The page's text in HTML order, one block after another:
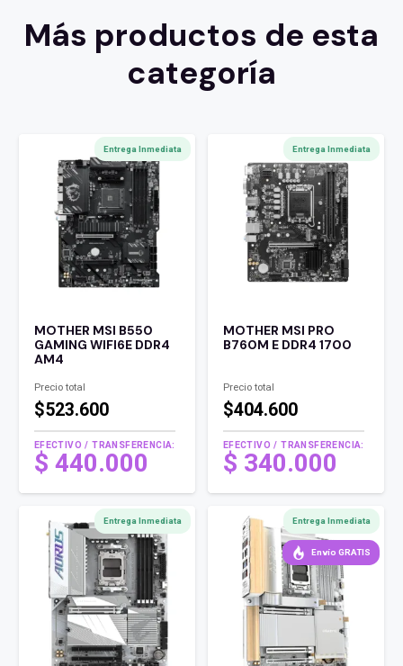
Más productos de esta
categoría
Entrega Inmediata
MOTHER MSI B550
GAMING WIFI6E DDR4
AM4
Precio total
$523.600
EFECTIVO / TRANSFERENCIA:
$440.000
Entrega Inmediata
MOTHER MSI PRO
B760M E DDR4 1700
Precio total
$404.600
EFECTIVO / TRANSFERENCIA:
$ 340.000
Entrega Inmediata Entrega Inmediata
Envío GRATIS